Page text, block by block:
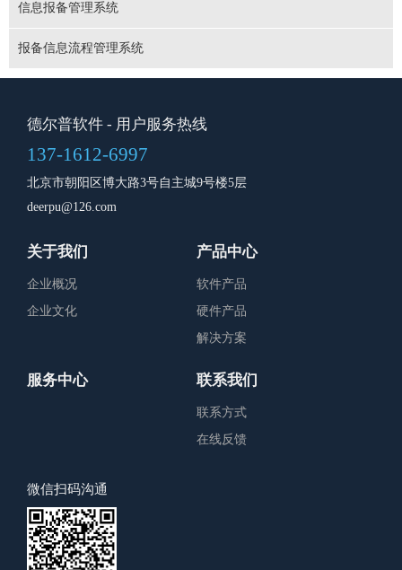
信息报备管理系统
报备信息流程管理系统
德尔普软件 - 用户服务热线
137-1612-6997
北京市朝阳区博大路3号自主城9号楼5层
deerpu@126.com
关于我们
企业概况
企业文化
产品中心
软件产品
硬件产品
解决方案
服务中心 联系我们
联系方式
在线反馈
微信扫码沟通